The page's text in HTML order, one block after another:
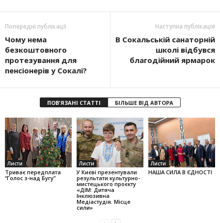
Попередні публікації
Чому нема
безкоштовного
протезування для
пенсіонерів у Сокалі?
Наступна публікація
В Сокальській санаторній
школі відбувся
благодійний ярмарок
ПОВ'ЯЗАНІ СТАТТІ БІЛЬШЕ ВІД АВТОРА
Листи
Триває передплата
“Голос з-над Бугу”
Листи
У Києві презентували
результати культурно-
мистецького проєкту
«ДІМ: Дитяча
Інклюзивна
Медіастудія. Місце
сили»
Листи
НАША СИЛА В ЄДНОСТІ